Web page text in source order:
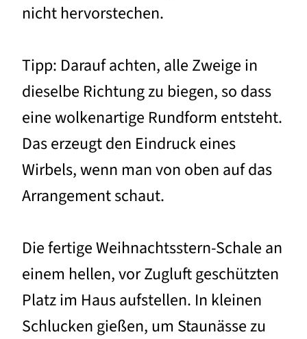
nicht hervorstechen.
Tipp: Darauf achten, alle Zweige in
dieselbe Richtung zu biegen, so dass
eine wolkenartige Rundform entsteht.
Das erzeugt den Eindruck eines
Wirbels, wenn man von oben auf das
Arrangement schaut.
Die fertige Weihnachtsstern-Schale an
einem hellen, vor Zugluft geschützten
Platz im Haus aufstellen. In kleinen
Schlucken gießen, um Staunässe zu